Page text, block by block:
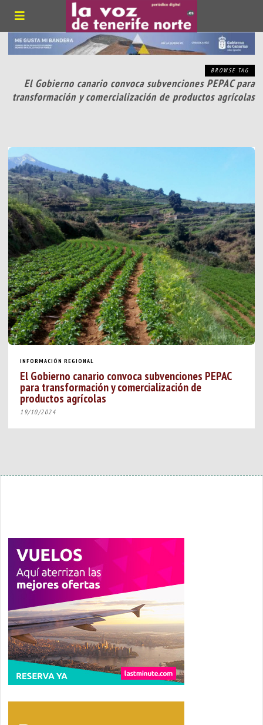
BROWSE TAG
El Gobierno canario convoca subvenciones PEPAC para
transformación y comercialización de productos agrícolas
INFORMACIÓN REGIONAL
El Gobierno canario convoca subvenciones PEPAC
para transformación y comercialización de
productos agrícolas
19/10/2024